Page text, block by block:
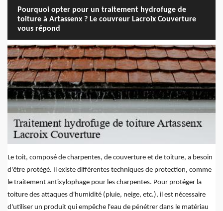
Pourquoi opter pour un traitement hydrofuge de
toiture à Artassenx ? Le couvreur Lacroix Couverture
vous répond
Le toit, composé de charpentes, de couverture et de toiture, a besoin
d'être protégé. Il existe différentes techniques de protection, comme
le traitement antixylophage pour les charpentes. Pour protéger la
toiture des attaques d'humidité (pluie, neige, etc.), il est nécessaire
d'utiliser un produit qui empêche l'eau de pénétrer dans le matériau